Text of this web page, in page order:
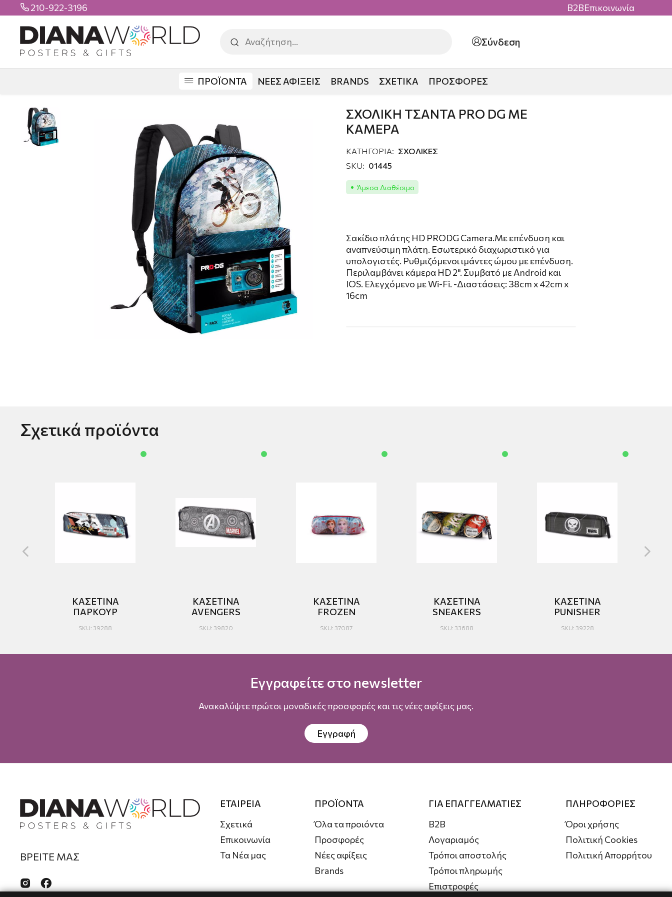
 210-922-3196 B2BΕπικοινωνία
Σύνδεση
ΠΡΟΪΟΝΤΑ ΝΕΕΣ ΑΦΙΞΕΙΣ BRANDS ΣΧΕΤΙΚΑ ΠΡΟΣΦΟΡΕΣ
ΣΧΟΛΙΚΗ ΤΣΑΝΤΑ PRO DG ΜΕ
ΚΑΜΕΡΑ
ΚΑΤΗΓΟΡΙΑ: ΣΧΟΛΙΚΕΣ
SKU: 01445
Άμεσα Διαθέσιμο
Σακίδιο πλάτης HD PRODG Camera.Με επένδυση και
αναπνεύσιμη πλάτη. Εσωτερικό διαχωριστικό για
υπολογιστές. Ρυθμιζόμενοι ιμάντες ώμου με επένδυση.
Περιλαμβάνει κάμερα HD 2". Συμβατό με Android και
IOS. Ελεγχόμενο με Wi-Fi. -Διαστάσεις: 38cm x 42cm x
16cm
Σχετικά προϊόντα
ΚΑΣΕΤΙΝΑ
ΠΑΡΚΟΥΡ
SKU: 39288
ΚΑΣΕΤΙΝΑ
AVENGERS
SKU: 39820
ΚΑΣΕΤΙΝΑ
FROZEN
SKU: 37087
ΚΑΣΕΤΙΝΑ
SNEAKERS
SKU: 33688
ΚΑΣΕΤΙΝΑ
PUNISHER
SKU: 39228
Εγγραφείτε στο newsletter
Ανακαλύψτε πρώτοι μοναδικές προσφορές και τις νέες αφίξεις μας.
Εγγραφή
ΒΡΕΙΤΕ ΜΑΣ
 
ΕΤΑΙΡΕΙΑ
Σχετικά
Επικοινωνία
Τα Νέα μας
ΠΡΟΪΟΝΤΑ
Όλα τα προιόντα
Προσφορές
Νέες αφίξεις
Brands
ΓΙΑ ΕΠΑΓΓΕΛΜΑΤΙΕΣ
B2B
Λογαριαμός
Τρόποι αποστολής
Τρόποι πληρωμής
Επιστροφές
ΠΛΗΡΟΦΟΡΙΕΣ
Όροι χρήσης
Πολιτική Cookies
Πολιτική Απορρήτου